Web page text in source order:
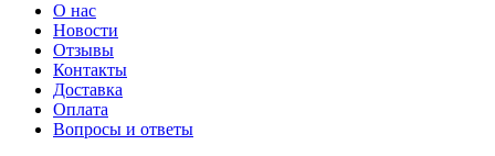
О нас
Новости
Отзывы
Контакты
Доставка
Оплата
Вопросы и ответы